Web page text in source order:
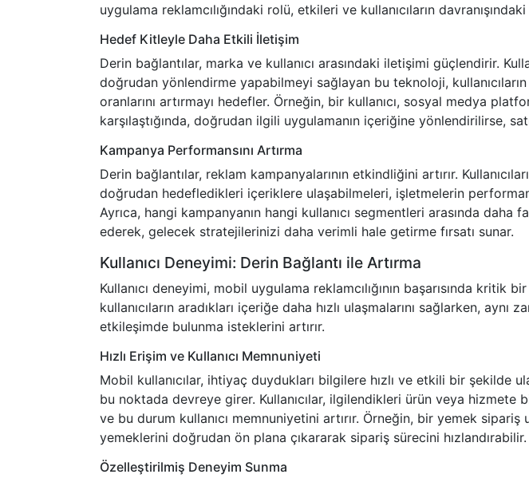
uygulama reklamcılığındaki rolü, etkileri ve kullanıcıların
Hedef Kitleyle Daha Etkili İletişim
Derin bağlantılar, marka ve kullanıcı arasındaki iletişimi güçlendirir.
doğrudan yönlendirme yapabilmeyi sağlayan bu teknoloji,
oranlarını artırmayı hedefler. Örneğin, bir kullanıcı, sosyal medya
karşılaştığında, doğrudan ilgili uygulamanın içeriğine yönlendirilirse,
Kampanya Performansını Artırma
Derin bağlantılar, reklam kampanyalarının etkindliğini artırır.
doğrudan hedefledikleri içeriklere ulaşabilmeleri, işletmelerin
Ayrıca, hangi kampanyanın hangi kullanıcı segmentleri arasında daha
ederek, gelecek stratejilerinizi daha verimli hale getirme fırsatı sunar.
Kullanıcı Deneyimi: Derin Bağlantı ile Artırma
Kullanıcı deneyimi, mobil uygulama reklamcılığının başarısında kritik
kullanıcıların aradıkları içeriğe daha hızlı ulaşmalarını sağlarken, aynı
etkileşimde bulunma isteklerini artırır.
Hızlı Erişim ve Kullanıcı Memnuniyeti
Mobil kullanıcılar, ihtiyaç duydukları bilgilere hızlı ve etkili bir şekilde
bu noktada devreye girer. Kullanıcılar, ilgilendikleri ürün veya hizmete
ve bu durum kullanıcı memnuniyetini artırır. Örneğin, bir yemek sipariş
yemeklerini doğrudan ön plana çıkararak sipariş sürecini hızlandırabilir.
Özelleştirilmiş Deneyim Sunma